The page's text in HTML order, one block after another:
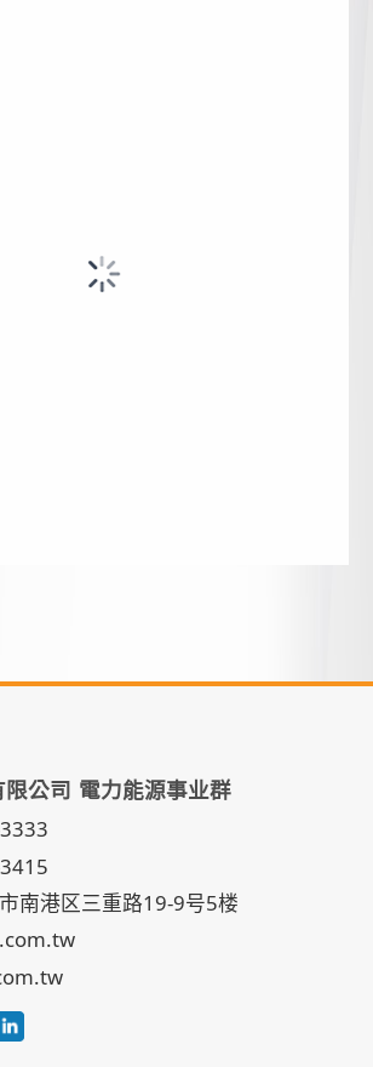
公司 電力能源事业群
南港区三重路19-9号5楼